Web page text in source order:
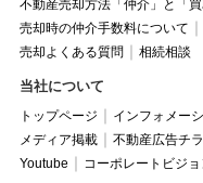
不動産売却方法「仲介」と「
売却時の仲介手数料について
売却よくある質問
相続相談
当社について
トップページ インフォメー
メディア掲載
不動産広告チ
Youtube
コーポレートビジョ